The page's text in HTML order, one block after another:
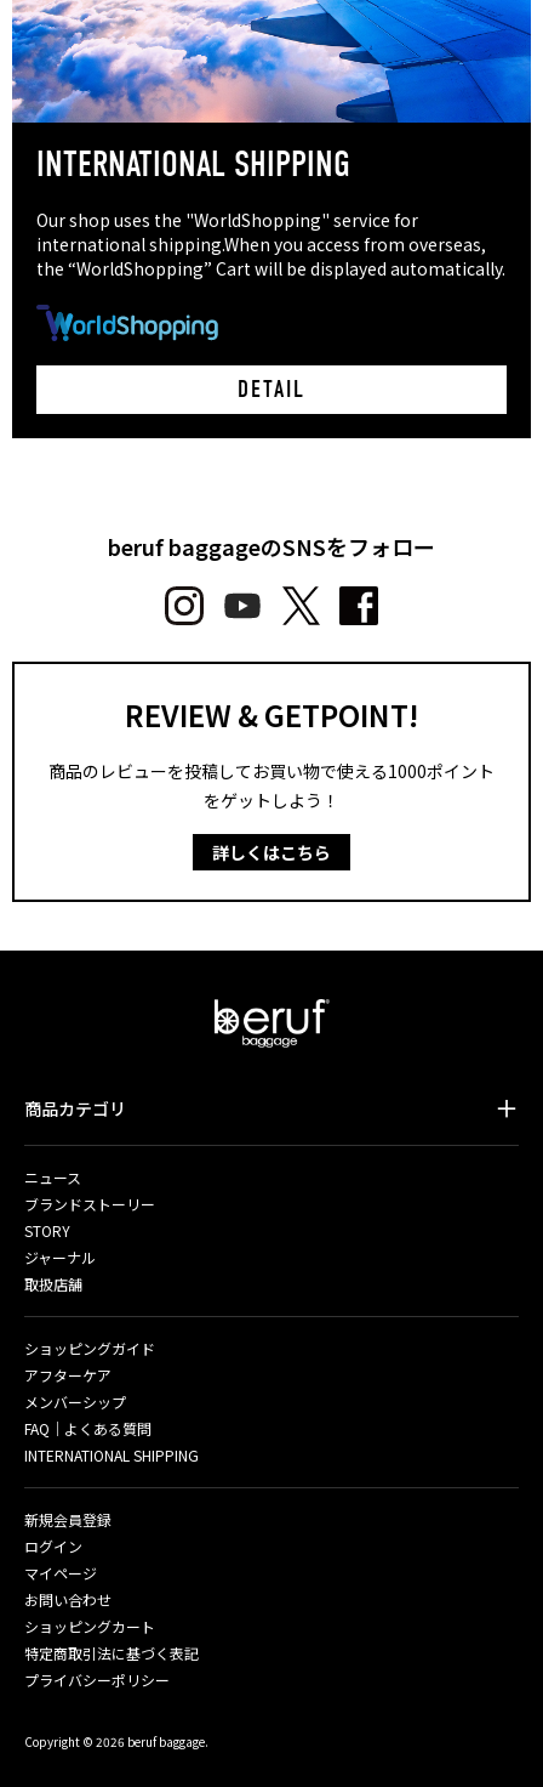
INTERNATIONAL SHIPPING
Our shop uses the "WorldShopping" service for
international shipping.When you access from overseas,
the “WorldShopping” Cart will be displayed automatically.
DETAIL
beruf baggageのSNSをフォロー
REVIEW & GETPOINT!
商品のレビューを投稿してお買い物で使える1000ポイント
をゲットしよう！
詳しくはこちら
商品カテゴリ
ニュース
ブランドストーリー
STORY
ジャーナル
取扱店舗
ショッピングガイド
アフターケア
メンバーシップ
FAQ｜よくある質問
INTERNATIONAL SHIPPING
新規会員登録
ログイン
マイページ
お問い合わせ
ショッピングカート
特定商取引法に基づく表記
プライバシーポリシー
Copyright © 2026 beruf baggage.